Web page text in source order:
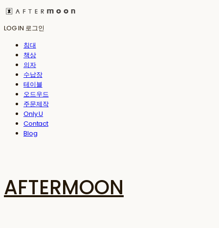
LOG IN 로그인
침대
책상
의자
수납장
테이블
오드우드
주문제작
Only U
Contact
Blog
AFTERMOON